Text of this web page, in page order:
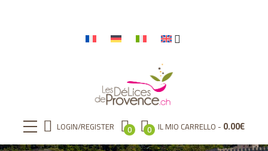
LOGIN/REGISTER 0 0 IL MIO CARRELLO 0.00€